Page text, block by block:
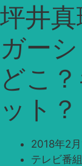
坪井
ガー
どこ
ット？
2018年2
テレビ番組